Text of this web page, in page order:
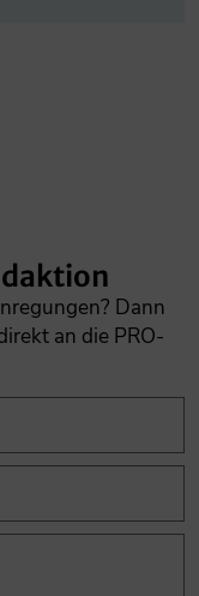
Dann
an die PRO-